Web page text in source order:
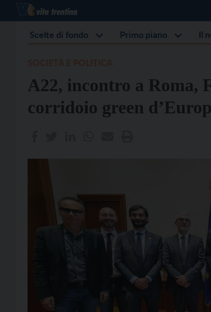
Scelte di fondo Primo piano Il
A22, incontro a Roma,
corridoio green